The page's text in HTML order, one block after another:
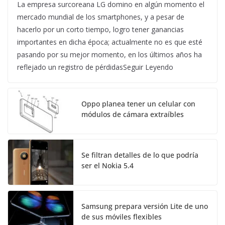
La empresa surcoreana LG domino en algún momento el
mercado mundial de los smartphones, y a pesar de
hacerlo por un corto tiempo, logro tener ganancias
importantes en dicha época; actualmente no es que esté
pasando por su mejor momento, en los últimos años ha
reflejado un registro de pérdidasSeguir Leyendo
Oppo planea tener un celular con
módulos de cámara extraíbles
Se filtran detalles de lo que podría
ser el Nokia 5.4
Samsung prepara versión Lite de uno
de sus móviles flexibles